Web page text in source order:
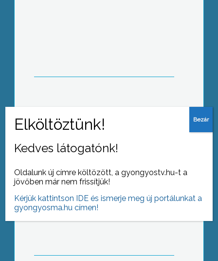
eltávolítására
Mindenszentek előtt népszerű a
krizantém
Kedves látogatónk!
Oldalunk új címre költözött, a gyongyostv.hu-t a
jövőben már nem frissítjük!
Kérjük kattintson IDE és ismerje meg új portálunkat a
gyongyosma.hu címen!